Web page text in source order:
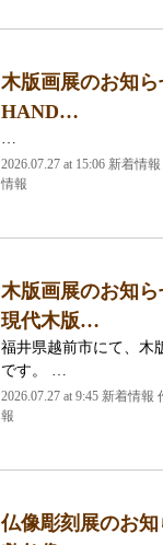
木版画展のお知
HAND…
2026.07.27 at 15:06 新着情
情報
木版画展のお知
現代木版…
福井県越前市にて、木
です。 …
2026.07.27 at 9:45 新着情
報
仏像彫刻展のお